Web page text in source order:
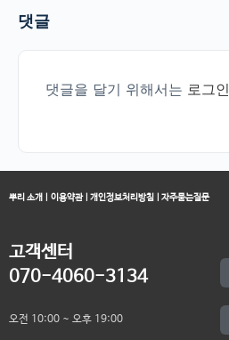
댓글
댓글을 달기 위해서는 로그인
뿌리 소개 이용약관 개인정보처리방침 자주묻는질문
고객센터
070-4060-3134
오전 10:00 ~ 오후 19:00